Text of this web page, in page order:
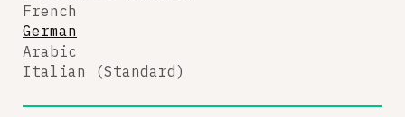
French
German
Arabic
Italian (Standard)